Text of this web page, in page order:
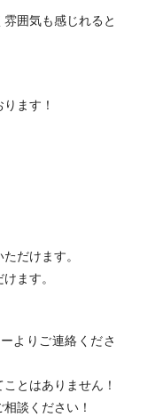
囲気も感じれると
ます！
だけます。
ます。
よりご連絡くださ
とはありません！
談ください！